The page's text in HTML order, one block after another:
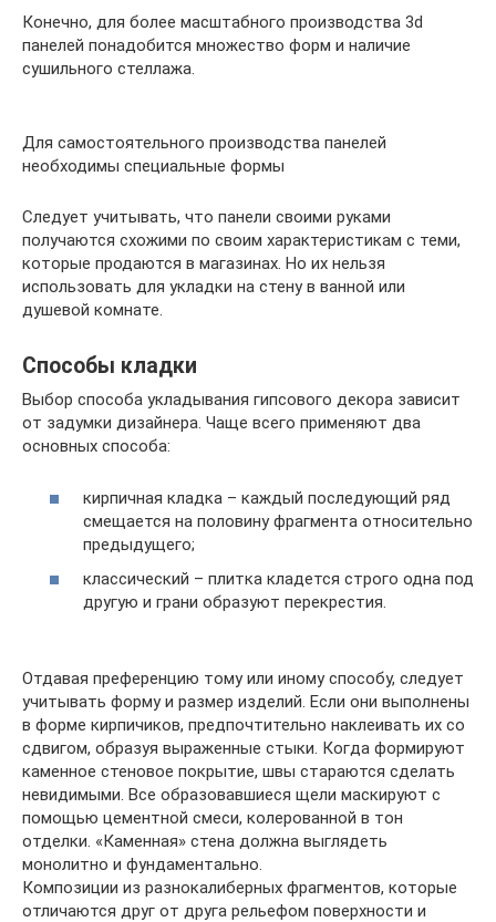
Конечно, для более масштабного производства 3d
панелей понадобится множество форм и наличие
сушильного стеллажа.
Для самостоятельного производства панелей
необходимы специальные формы
Следует учитывать, что панели своими руками
получаются схожими по своим характеристикам с теми,
которые продаются в магазинах. Но их нельзя
использовать для укладки на стену в ванной или
душевой комнате.
Способы кладки
Выбор способа укладывания гипсового декора зависит
от задумки дизайнера. Чаще всего применяют два
основных способа:
кирпичная кладка – каждый последующий ряд
смещается на половину фрагмента относительно
предыдущего;
классический – плитка кладется строго одна под
другую и грани образуют перекрестия.
Отдавая преференцию тому или иному способу, следует
учитывать форму и размер изделий. Если они выполнены
в форме кирпичиков, предпочтительно наклеивать их со
сдвигом, образуя выраженные стыки. Когда формируют
каменное стеновое покрытие, швы стараются сделать
невидимыми. Все образовавшиеся щели маскируют с
помощью цементной смеси, колерованной в тон
отделки. «Каменная» стена должна выглядеть
монолитно и фундаментально.
Композиции из разнокалиберных фрагментов, которые
отличаются друг от друга рельефом поверхности и